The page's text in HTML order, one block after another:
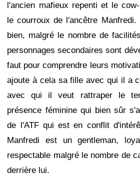
l'ancien mafieux repenti et le
le courroux de l'ancêtre
bien, malgré le nombre de
personnages secondaires sont
faut pour comprendre leurs
ajoute à cela sa fille avec qui il a
avec qui il veut rattraper le
présence féminine qui bien sûr
de l'ATF qui est en conflit
Manfredi est un gentleman,
respectable malgré le nombre de
derrière lui.